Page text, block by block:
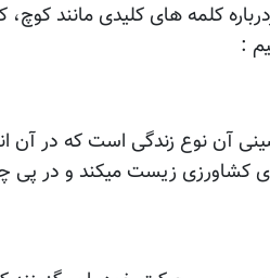
کلمه های کلیدی مانند
:
آن نوع زندگی است که در آن
کشاورزی زیست میکند و در پی